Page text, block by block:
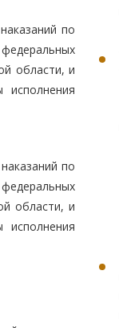
по
области, и
исполнения
по
области, и
исполнения